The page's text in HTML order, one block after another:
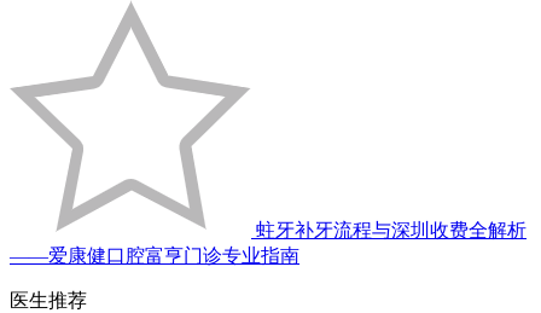
蛀牙补牙流程与深圳收费全解析
——爱康健口腔富亨门诊专业指南
医生推荐